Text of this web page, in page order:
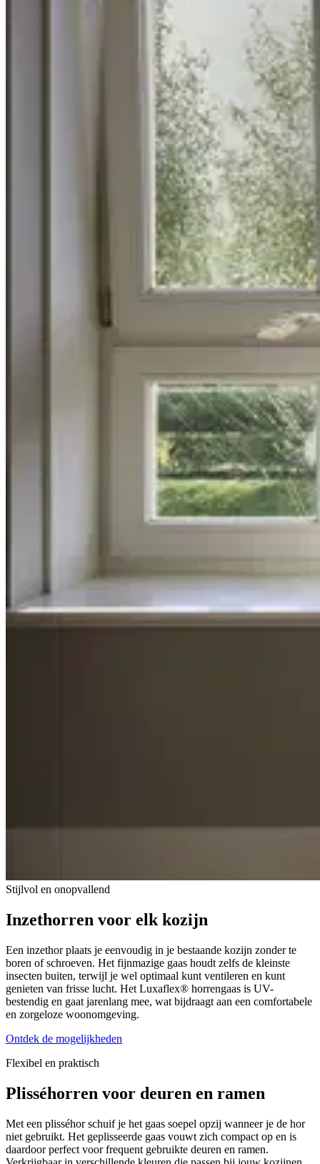
Stijlvol en onopvallend
Inzethorren voor elk kozijn
Een inzethor plaats je eenvoudig in je bestaande kozijn zonder te
boren of schroeven. Het fijnmazige gaas houdt zelfs de kleinste
insecten buiten, terwijl je wel optimaal kunt ventileren en kunt
genieten van frisse lucht. Het Luxaflex® horrengaas is UV-
bestendig en gaat jarenlang mee, wat bijdraagt aan een comfortabele
en zorgeloze woonomgeving.
Ontdek de mogelijkheden
Flexibel en praktisch
Plisséhorren voor deuren en ramen
Met een plisséhor schuif je het gaas soepel opzij wanneer je de hor
niet gebruikt. Het geplisseerde gaas vouwt zich compact op en is
daardoor perfect voor frequent gebruikte deuren en ramen.